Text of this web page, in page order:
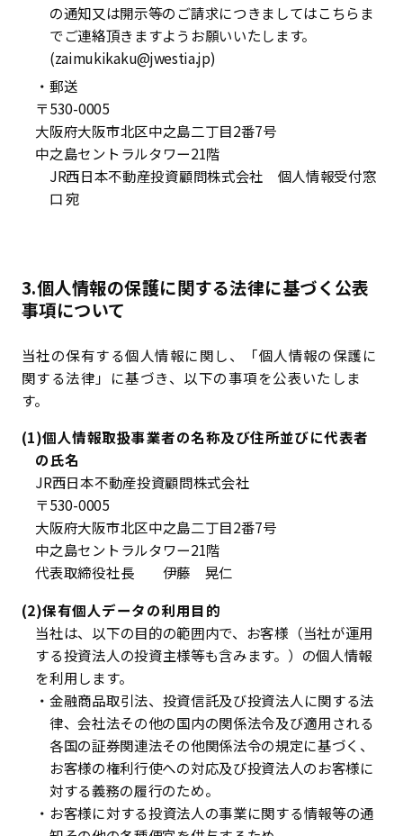
の通知又は開示等のご請求につきましてはこちらま
でご連絡頂きますようお願いいたします。
(zaimukikaku@jwestia.jp)
・郵送
〒530-0005
大阪府大阪市北区中之島二丁目2番7号
中之島セントラルタワー21階
JR西日本不動産投資顧問株式会社 個人情報受付窓
口 宛
3.個人情報の保護に関する法律に基づく公表
事項について
当社の保有する個人情報に関し、「個人情報の保護に
関する法律」に基づき、以下の事項を公表いたしま
す。
(1)個人情報取扱事業者の名称及び住所並びに代表者
の氏名
JR西日本不動産投資顧問株式会社
〒530-0005
大阪府大阪市北区中之島二丁目2番7号
中之島セントラルタワー21階
代表取締役社長 伊藤 晃仁
(2)保有個人データの利用目的
当社は、以下の目的の範囲内で、お客様（当社が運用
する投資法人の投資主様等も含みます。）の個人情報
を利用します。
・金融商品取引法、投資信託及び投資法人に関する法
律、会社法その他の国内の関係法令及び適用される
各国の証券関連法その他関係法令の規定に基づく、
お客様の権利行使への対応及び投資法人のお客様に
対する義務の履行のため。
・お客様に対する投資法人の事業に関する情報等の通